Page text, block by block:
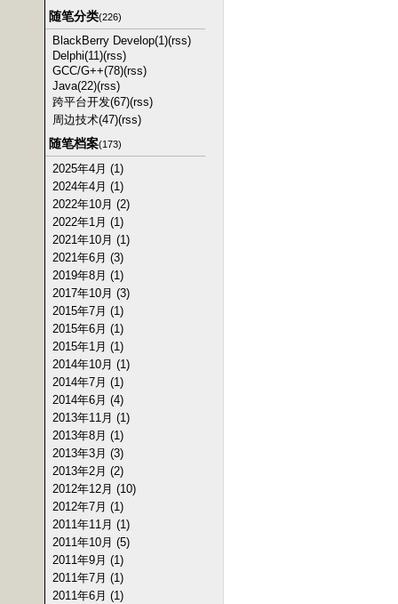
随笔分类(226)
BlackBerry Develop(1)(rss)
Delphi(11)(rss)
GCC/G++(78)(rss)
Java(22)(rss)
跨平台开发(67)(rss)
周边技术(47)(rss)
随笔档案(173)
2025年4月 (1)
2024年4月 (1)
2022年10月 (2)
2022年1月 (1)
2021年10月 (1)
2021年6月 (3)
2019年8月 (1)
2017年10月 (3)
2015年7月 (1)
2015年6月 (1)
2015年1月 (1)
2014年10月 (1)
2014年7月 (1)
2014年6月 (4)
2013年11月 (1)
2013年8月 (1)
2013年3月 (3)
2013年2月 (2)
2012年12月 (10)
2012年7月 (1)
2011年11月 (1)
2011年10月 (5)
2011年9月 (1)
2011年7月 (1)
2011年6月 (1)